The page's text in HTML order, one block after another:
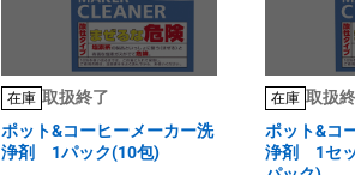
在庫 取扱終了
ポット&コーヒーメーカー洗
浄剤 1パック(10包)
在庫 取扱
ポット&コ
浄剤 1セ